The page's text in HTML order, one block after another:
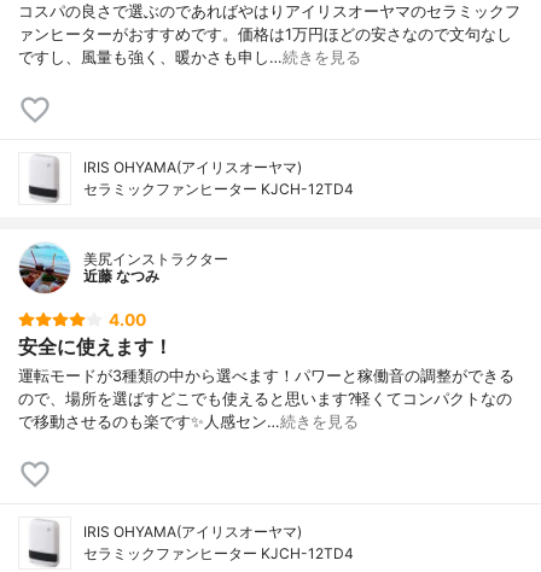
コスパの良さで選ぶのであればやはりアイリスオーヤマのセラミックフ
ァンヒーターがおすすめです。価格は1万円ほどの安さなので文句なし
ですし、風量も強く、暖かさも申し…続きを見る
IRIS OHYAMA(アイリスオーヤマ)
セラミックファンヒーター KJCH-12TD4
美尻インストラクター
近藤 なつみ
4.00
安全に使えます！
運転モードが3種類の中から選べます！パワーと稼働音の調整ができる
ので、場所を選ばすどこでも使えると思います?軽くてコンパクトなの
で移動させるのも楽です✨人感セン…続きを見る
IRIS OHYAMA(アイリスオーヤマ)
セラミックファンヒーター KJCH-12TD4